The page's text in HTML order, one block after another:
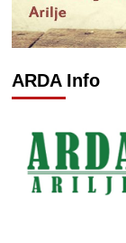
ARDA Info